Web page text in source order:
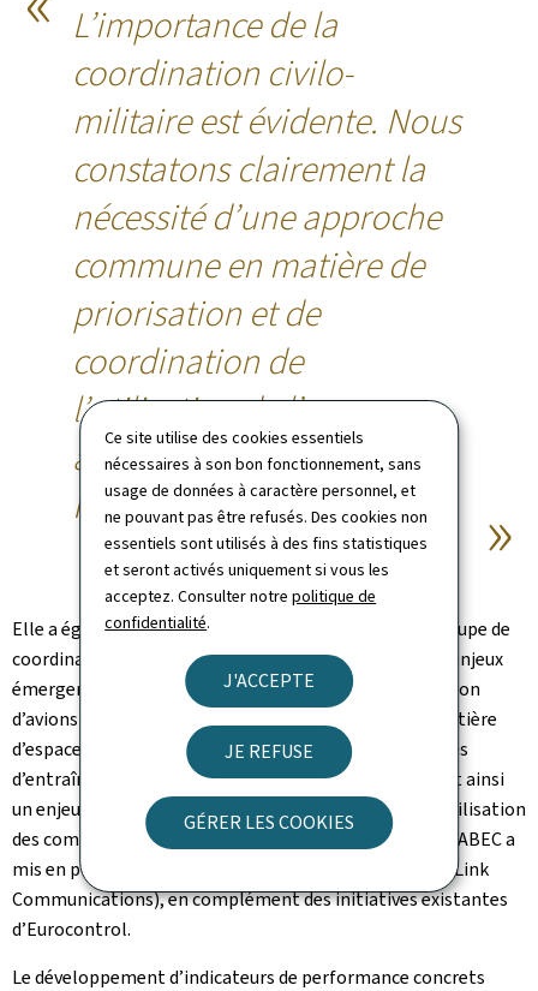
Ce site utilise des cookies essentiels
nécessaires à son bon fonctionnement, sans
usage de données à caractère personnel, et
ne pouvant pas être refusés. Des cookies non
essentiels sont utilisés à des fins statistiques
et seront activés uniquement si vous les
acceptez. Consulter notrepolitique de
confidentialité.
J'ACCEPTE
JE REFUSE
GÉRER LES COOKIES
L’importance de la
coordination civilo-
militaire est évidente. Nous
constatons clairement la
nécessité d’une approche
commune en matière de
priorisation et de
coordination de
l’utilisation de l’espace
aérien entre les ANSP du
FABEC.
Elle a également souligné la création récente d’un groupe de
coordination dédié à l’échange d’informations sur les enjeux
émergents liés à l’introduction de la nouvelle génération
d’avions de chasse militaires, dont les exigences en matière
d’espace aérien diffèrent. La mise à disposition de zones
d’entraînement plus vastes dans plusieurs pays devient ainsi
un enjeu croissant. Par ailleurs, afin de promouvoir l’utilisation
des communications Datalink au cœur de l’Europe, le FABEC a
mis en place un groupe CPDLC (Controller-Pilot Data Link
Communications), en complément des initiatives existantes
d’Eurocontrol.
Le développement d’indicateurs de performance concrets